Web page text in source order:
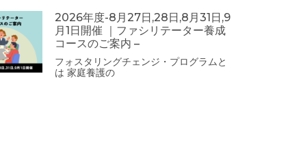
2026年度-8月27日,28日,8月31日,9
月1日開催 ｜ファシリテーター養成
コースのご案内 –
フォスタリングチェンジ・プログラムと
は 家庭養護の